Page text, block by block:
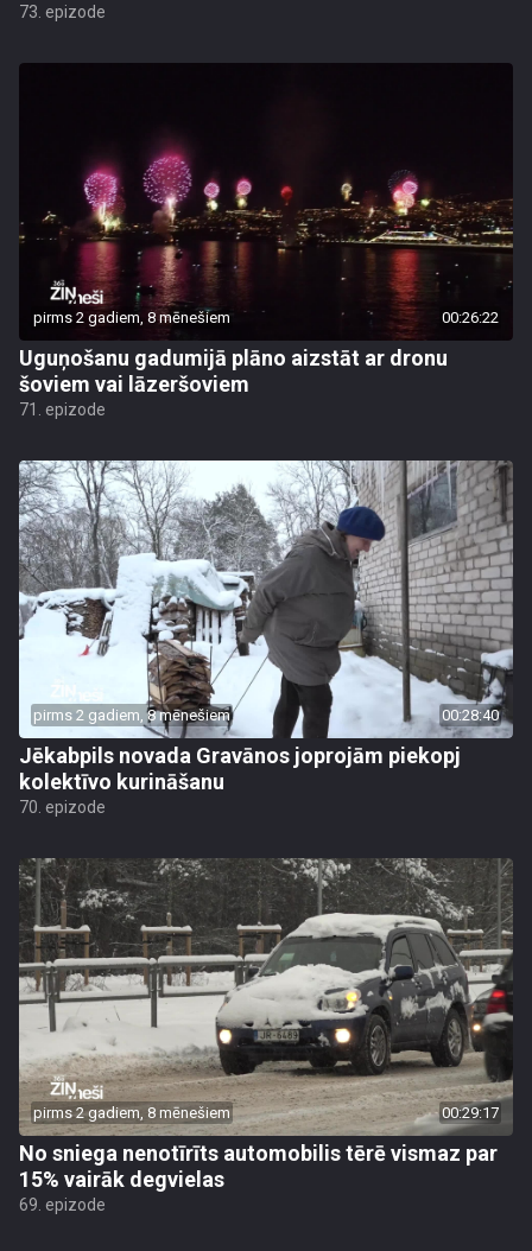
73. epizode
pirms 2 gadiem, 8 mēnešiem 00:26:22
Uguņošanu gadumijā plāno aizstāt ar dronu
šoviem vai lāzeršoviem
71. epizode
pirms 2 gadiem, 8 mēnešiem 00:28:40
Jēkabpils novada Gravānos joprojām piekopj
kolektīvo kurināšanu
70. epizode
pirms 2 gadiem, 8 mēnešiem 00:29:17
No sniega nenotīrīts automobilis tērē vismaz par
15% vairāk degvielas
69. epizode